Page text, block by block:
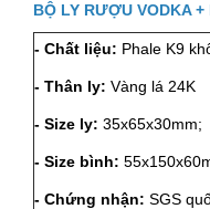
BỘ LY RƯỢU VODKA +
- Chất liệu: Phale K9
- Thân ly: Vàng lá 24K
- Size ly:
- Size bình:
- Chứng nhận: SGS